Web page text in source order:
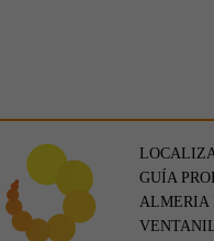
GUÍA
ALMERIA